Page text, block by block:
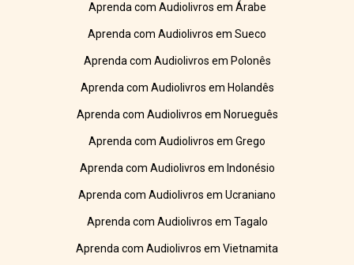
Aprenda com Audiolivros em Árabe
Aprenda com Audiolivros em Sueco
Aprenda com Audiolivros em Polonês
Aprenda com Audiolivros em Holandês
Aprenda com Audiolivros em Norueguês
Aprenda com Audiolivros em Grego
Aprenda com Audiolivros em Indonésio
Aprenda com Audiolivros em Ucraniano
Aprenda com Audiolivros em Tagalo
Aprenda com Audiolivros em Vietnamita